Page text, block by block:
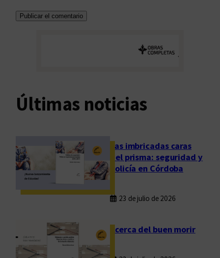
Últimas noticias
Las imbricadas caras
del prisma: seguridad y
policía en Córdoba
23 de julio de 2026
Acerca del buen morir